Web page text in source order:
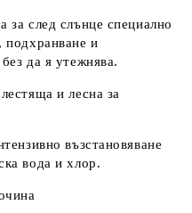
за след слънце специално
подхранване и
да я утежнява.
и лесна за
възстановяване
вода и хлор.